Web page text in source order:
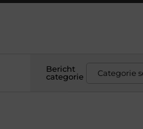
Bericht
categorie